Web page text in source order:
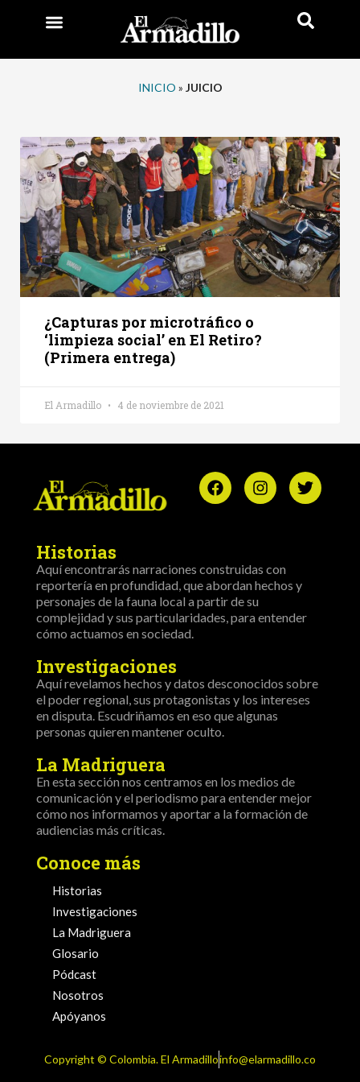
INICIO » JUICIO
¿Capturas por microtráfico o
‘limpieza social’ en El Retiro?
(Primera entrega)
El Armadillo 4 de noviembre de 2021
Historias
Aquí encontrarás narraciones construidas con
reportería en profundidad, que abordan hechos y
personajes de la fauna local a partir de su
complejidad y sus particularidades, para entender
cómo actuamos en sociedad.
Investigaciones
Aquí revelamos hechos y datos desconocidos sobre
el poder regional, sus protagonistas y los intereses
en disputa. Escudriñamos en eso que algunas
personas quieren mantener oculto.
La Madriguera
En esta sección nos centramos en los medios de
comunicación y el periodismo para entender mejor
cómo nos informamos y aportar a la formación de
audiencias más críticas.
Conoce más
Historias
Investigaciones
La Madriguera
Glosario
Pódcast
Nosotros
Apóyanos
Copyright ©️ Colombia. El Armadilloinfo@elarmadillo.co